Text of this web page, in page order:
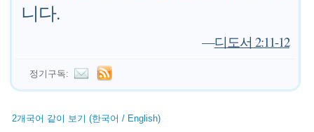
니다.
—디도서 2:11-12
정기구독:
2개국어 같이 보기 (한국어 / English)